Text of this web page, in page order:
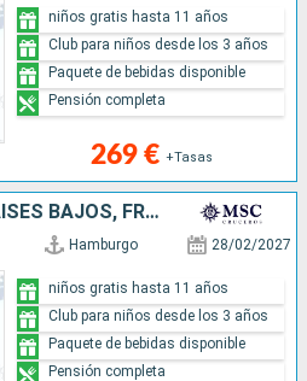
269 € +Tasas
niños gratis hasta 11 años
Club para niños desde los 3 años
Paquete de bebidas disponible
Pensión completa
ALEMANIA, BÉLGICA, PAISES BAJOS, FRANCIA, REINO UNIDO
Hamburgo 28/02/2027
niños gratis hasta 11 años
Club para niños desde los 3 años
Paquete de bebidas disponible
Pensión completa